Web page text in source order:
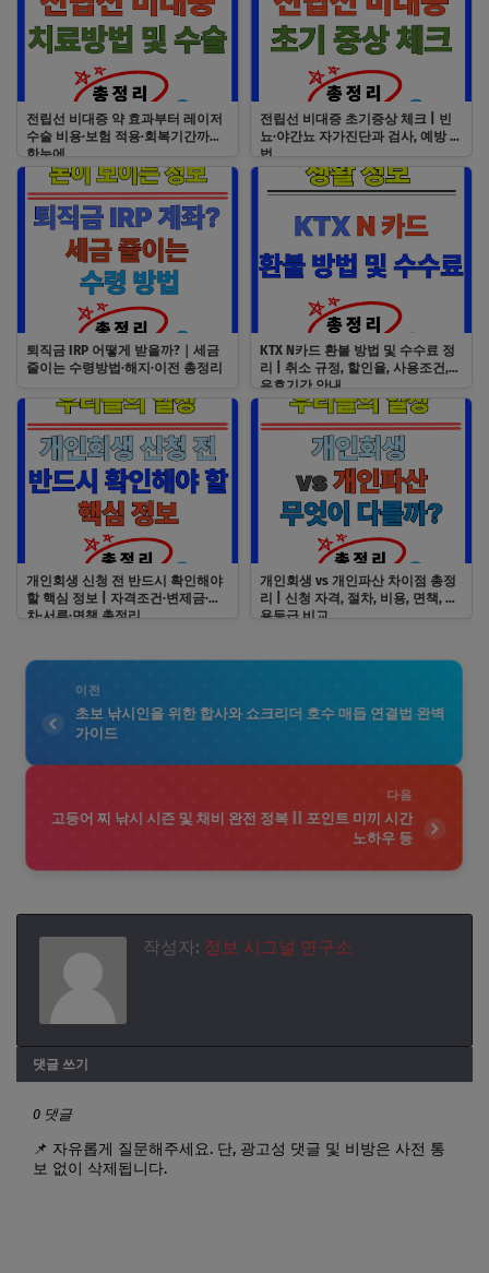
전립선 비대증 약 효과부터 레이저
수술 비용·보험 적용·회복기간까지
한눈에
전립선 비대증 초기증상 체크 | 빈
뇨·야간뇨 자가진단과 검사, 예방 방
법
퇴직금 IRP 어떻게 받을까?｜세금
줄이는 수령방법·해지·이전 총정리
KTX N카드 환불 방법 및 수수료 정
리 | 취소 규정, 할인율, 사용조건,
유효기간 안내
개인회생 신청 전 반드시 확인해야
할 핵심 정보 | 자격조건·변제금·절
차·서류·면책 총정리
개인회생 vs 개인파산 차이점 총정
리 | 신청 자격, 절차, 비용, 면책, 신
용등급 비교
이전
초보 낚시인을 위한 합사와 쇼크리더 호수 매듭 연결법 완벽
가이드
다음
고등어 찌 낚시 시즌 및 채비 완전 정복 || 포인트 미끼 시간
노하우 등
작성자: 정보 시그널 연구소
댓글 쓰기
0 댓글
📌 자유롭게 질문해주세요. 단, 광고성 댓글 및 비방은 사전 통
보 없이 삭제됩니다.